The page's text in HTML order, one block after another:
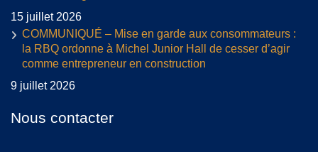
15 juillet 2026
COMMUNIQUÉ – Mise en garde aux consommateurs :
la RBQ ordonne à Michel Junior Hall de cesser d’agir
comme entrepreneur en construction
9 juillet 2026
Nous contacter